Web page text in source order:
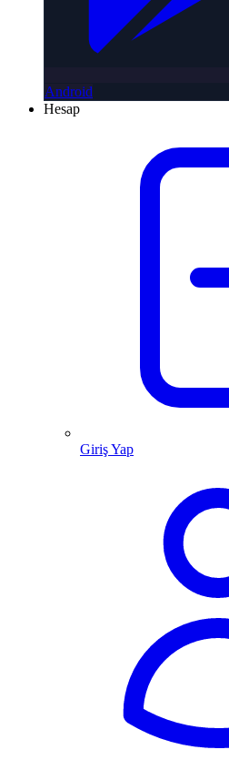
Android
Hesap
Giriş Yap